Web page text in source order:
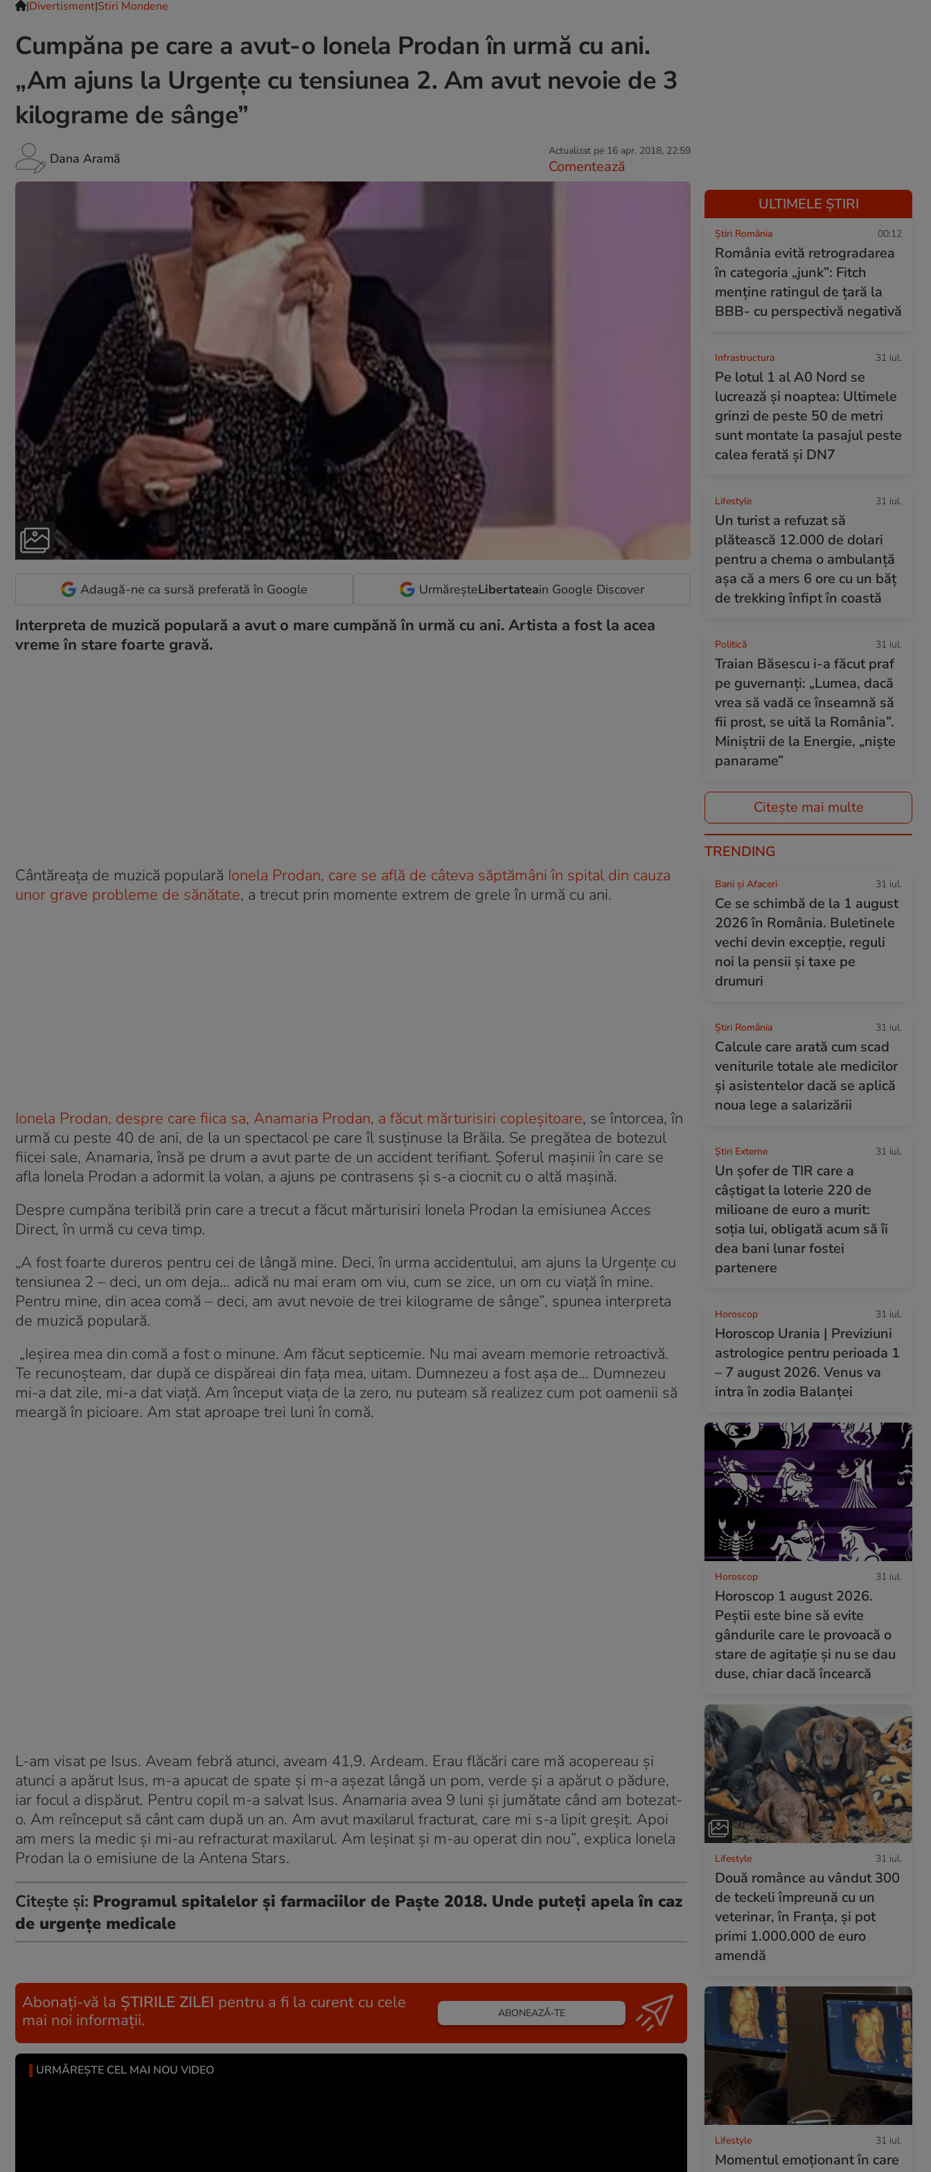
|Divertisment|Stiri Mondene
Cumpăna pe care a avut-o Ionela Prodan în urmă cu ani.
„Am ajuns la Urgențe cu tensiunea 2. Am avut nevoie de 3
kilograme de sânge”
Dana Aramă Actualizat pe 16 apr. 2018, 22:59
Comentează
Adaugă-ne ca sursă preferată în Google UrmăreșteLibertateain Google Discover
Interpreta de muzică populară a avut o mare cumpănă în urmă cu ani. Artista a fost la acea
vreme în stare foarte gravă.
Cântăreața de muzică populară Ionela Prodan, care se află de câteva săptămâni în spital din cauza
unor grave probleme de sănătate, a trecut prin momente extrem de grele în urmă cu ani.
Ionela Prodan, despre care fiica sa, Anamaria Prodan, a făcut mărturisiri copleșitoare, se întorcea, în
urmă cu peste 40 de ani, de la un spectacol pe care îl susținuse la Brăila. Se pregătea de botezul
fiicei sale, Anamaria, însă pe drum a avut parte de un accident terifiant. Șoferul mașinii în care se
afla Ionela Prodan a adormit la volan, a ajuns pe contrasens și s-a ciocnit cu o altă mașină.
Despre cumpăna teribilă prin care a trecut a făcut mărturisiri Ionela Prodan la emisiunea Acces
Direct, în urmă cu ceva timp.
„A fost foarte dureros pentru cei de lângă mine. Deci, în urma accidentului, am ajuns la Urgențe cu
tensiunea 2 – deci, un om deja… adică nu mai eram om viu, cum se zice, un om cu viață în mine.
Pentru mine, din acea comă – deci, am avut nevoie de trei kilograme de sânge”, spunea interpreta
de muzică populară.
„Ieşirea mea din comă a fost o minune. Am făcut septicemie. Nu mai aveam memorie retroactivă.
Te recunoşteam, dar după ce dispăreai din faţa mea, uitam. Dumnezeu a fost aşa de… Dumnezeu
mi-a dat zile, mi-a dat viaţă. Am început viaţa de la zero, nu puteam să realizez cum pot oamenii să
meargă în picioare. Am stat aproape trei luni în comă.
L-am visat pe Isus. Aveam febră atunci, aveam 41,9. Ardeam. Erau flăcări care mă acopereau şi
atunci a apărut Isus, m-a apucat de spate şi m-a aşezat lângă un pom, verde şi a apărut o pădure,
iar focul a dispărut. Pentru copil m-a salvat Isus. Anamaria avea 9 luni şi jumătate când am botezat-
o. Am reînceput să cânt cam după un an. Am avut maxilarul fracturat, care mi s-a lipit greşit. Apoi
am mers la medic şi mi-au refracturat maxilarul. Am leşinat şi m-au operat din nou”, explica Ionela
Prodan la o emisiune de la Antena Stars.
Citește și: Programul spitalelor şi farmaciilor de Paşte 2018. Unde puteți apela în caz
de urgențe medicale
Abonați-vă la ȘTIRILE ZILEI pentru a fi la curent cu cele
mai noi informații.
ABONEAZĂ-TE
URMĂREȘTE CEL MAI NOU VIDEO
ULTIMELE ȘTIRI
Știri România 00:12
România evită retrogradarea
în categoria „junk”: Fitch
menține ratingul de țară la
BBB- cu perspectivă negativă
Infrastructura 31 iul.
Pe lotul 1 al A0 Nord se
lucrează și noaptea: Ultimele
grinzi de peste 50 de metri
sunt montate la pasajul peste
calea ferată și DN7
Lifestyle 31 iul.
Un turist a refuzat să
plătească 12.000 de dolari
pentru a chema o ambulanță
așa că a mers 6 ore cu un băț
de trekking înfipt în coastă
Politică 31 iul.
Traian Băsescu i-a făcut praf
pe guvernanți: „Lumea, dacă
vrea să vadă ce înseamnă să
fii prost, se uită la România”.
Miniștrii de la Energie, „niște
panarame”
Citește mai multe
TRENDING
Bani și Afaceri 31 iul.
Ce se schimbă de la 1 august
2026 în România. Buletinele
vechi devin excepție, reguli
noi la pensii și taxe pe
drumuri
Știri România 31 iul.
Calcule care arată cum scad
veniturile totale ale medicilor
și asistentelor dacă se aplică
noua lege a salarizării
Știri Externe 31 iul.
Un șofer de TIR care a
câștigat la loterie 220 de
milioane de euro a murit:
soția lui, obligată acum să îi
dea bani lunar fostei
partenere
Horoscop 31 iul.
Horoscop Urania | Previziuni
astrologice pentru perioada 1
– 7 august 2026. Venus va
intra în zodia Balanței
Horoscop 31 iul.
Horoscop 1 august 2026.
Peștii este bine să evite
gândurile care le provoacă o
stare de agitație și nu se dau
duse, chiar dacă încearcă
Lifestyle 31 iul.
Două românce au vândut 300
de teckeli împreună cu un
veterinar, în Franța, și pot
primi 1.000.000 de euro
amendă
Lifestyle 31 iul.
Momentul emoționant în care